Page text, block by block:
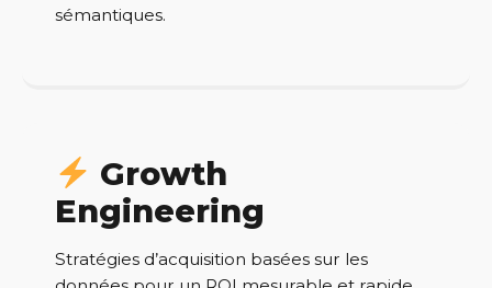
sémantiques.
Growth
Engineering
Stratégies d’acquisition basées sur les